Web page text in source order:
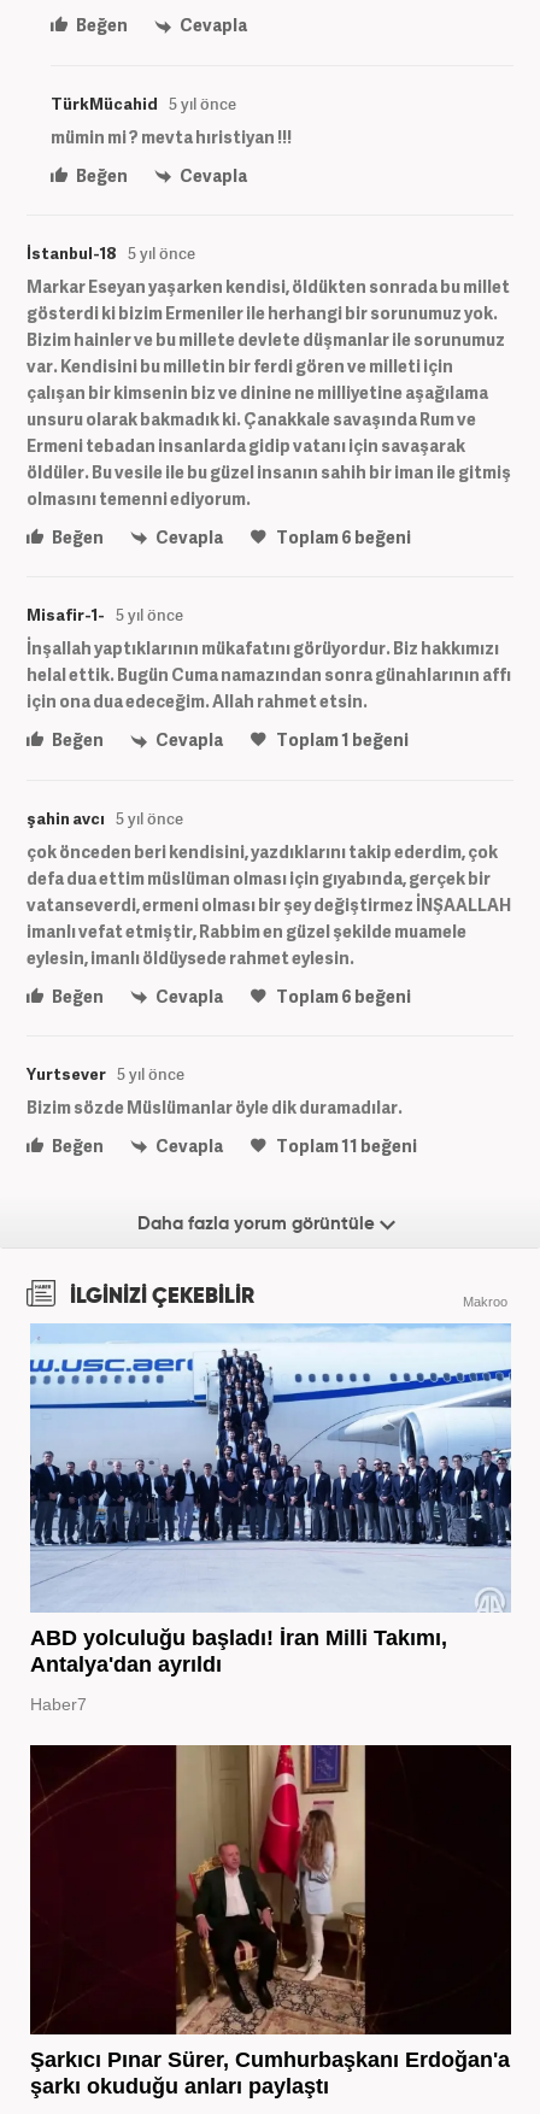
Beğen
Cevapla
TürkMücahid 5 yıl önce
mümin mi ? mevta hıristiyan !!!
Beğen
Cevapla
İstanbul-18 5 yıl önce
Markar Eseyan yaşarken kendisi, öldükten sonrada bu millet
gösterdi ki bizim Ermeniler ile herhangi bir sorunumuz yok.
Bizim hainler ve bu millete devlete düşmanlar ile sorunumuz
var. Kendisini bu milletin bir ferdi gören ve milleti için
çalışan bir kimsenin biz ve dinine ne milliyetine aşağılama
unsuru olarak bakmadık ki. Çanakkale savaşında Rum ve
Ermeni tebadan insanlarda gidip vatanı için savaşarak
öldüler. Bu vesile ile bu güzel insanın sahih bir iman ile gitmiş
olmasını temenni ediyorum.
Beğen
Cevapla Toplam6 beğeni
Misafir-1- 5 yıl önce
İnşallah yaptıklarının mükafatını görüyordur. Biz hakkımızı
helal ettik. Bugün Cuma namazından sonra günahlarının affı
için ona dua edeceğim. Allah rahmet etsin.
Beğen
Cevapla Toplam1 beğeni
şahin avcı 5 yıl önce
çok önceden beri kendisini, yazdıklarını takip ederdim, çok
defa dua ettim müslüman olması için gıyabında, gerçek bir
vatanseverdi, ermeni olması bir şey değiştirmez İNŞAALLAH
imanlı vefat etmiştir, Rabbim en güzel şekilde muamele
eylesin, imanlı öldüysede rahmet eylesin.
Beğen
Cevapla Toplam6 beğeni
Yurtsever 5 yıl önce
Bizim sözde Müslümanlar öyle dik duramadılar.
Beğen
Cevapla Toplam11 beğeni
Daha fazla yorum görüntüle
İLGİNİZİ ÇEKEBİLİR Makroo
ABD yolculuğu başladı! İran Milli Takımı,
Antalya'dan ayrıldı
Haber7
Şarkıcı Pınar Sürer, Cumhurbaşkanı Erdoğan'a
şarkı okuduğu anları paylaştı